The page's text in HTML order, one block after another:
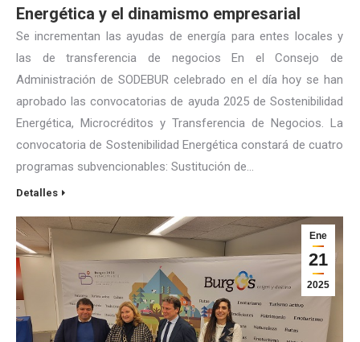
Energética y el dinamismo empresarial
Se incrementan las ayudas de energía para entes locales y
las de transferencia de negocios En el Consejo de
Administración de SODEBUR celebrado en el día hoy se han
aprobado las convocatorias de ayuda 2025 de Sostenibilidad
Energética, Microcréditos y Transferencia de Negocios. La
convocatoria de Sostenibilidad Energética constará de cuatro
programas subvencionables: Sustitución de…
Detalles
Ene
21
2025